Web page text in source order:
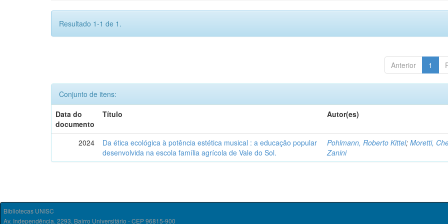
Resultado 1-1 de 1.
Anterior 1
Conjunto de itens:
Data do
documento
Título Autor(es)
2024
Da ética ecológica à potência estética musical : a educação popular
desenvolvida na escola família agrícola de Vale do Sol.
Pohlmann, Roberto Kittel;Moretti,
Zanini
Bibliotecas UNISC
Av. Independência, 2293, Bairro Universitário - CEP 96815-900